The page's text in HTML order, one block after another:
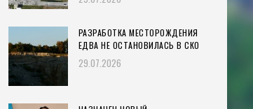
РАЗРАБОТКА МЕСТОРОЖДЕНИЯ
ЕДВА НЕ ОСТАНОВИЛАСЬ В СКО
29.07.2026